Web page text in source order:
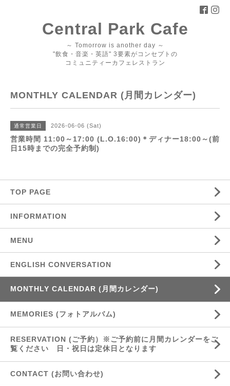
Central Park Cafe
～ Tomorrow is another day ～
"飲食・音楽・英語" 3要素がコンセプトの
コミュニティーカフェレストラン
MONTHLY CALENDAR (月間カレンダー)
通常営業日 2026-06-06 (Sat)
営業時間 11:00～17:00 (L.O.16:00)＊ディナー18:00～(前
日15時までの完全予約制)
TOP PAGE
INFORMATION
MENU
ENGLISH CONVERSATION
MONTHLY CALENDAR (月間カレンダー)
MEMORIES (フォトアルバム)
RESERVATION (ご予約）※ご予約前に月間カレンダーをご
覧ください 日・祝日は定休日となります
CONTACT (お問い合わせ)